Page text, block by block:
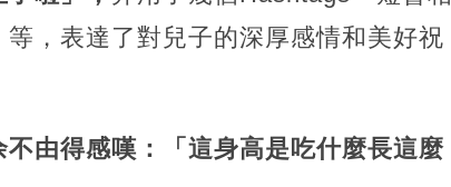
，表達了對兒子的深厚感情和美好祝
由得感嘆：「這身高是吃什麼長這麼